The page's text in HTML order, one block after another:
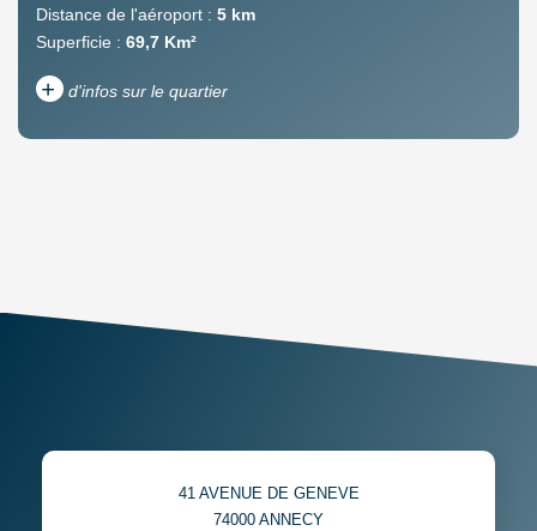
Distance de l'aéroport : 5 km
Superficie : 69,7 Km²
+ d'infos sur le quartier
TAUX DE PROPRIÉTAIRES
DISTANCE DE L'AÉROPORT :
ECOLES ET CRÈCHES
41 AVENUE DE GENEVE
74000 ANNECY